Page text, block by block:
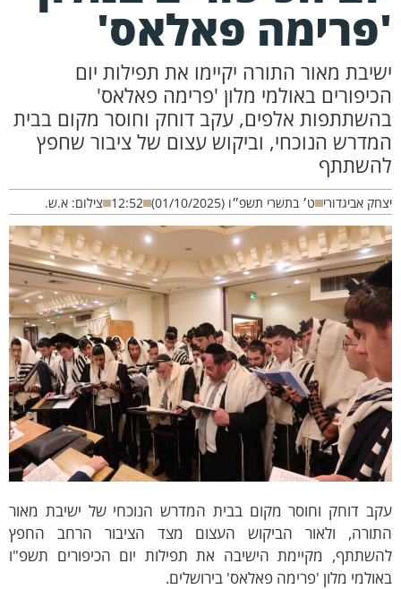
פאלאס'
מאור התורה יקיימו את תפילות יום
באולמי מלון 'פרימה פאלאס'
אלפים, עקב דוחק וחוסר מקום בבית
הנוכחי, וביקוש עצום של ציבור שחפץ
אביגדורי ט׳ בתשרי תשפ״ו (01/10/2025) 12:52 צילום: א.ש.
דוחק וחוסר מקום בבית המדרש הנוכחי של ישיבת מאור
ולאור הביקוש העצום מצד הציבור הרחב החפץ
מקיימת הישיבה את תפילות יום הכיפורים תשפ"ו
מלון 'פרימה פאלאס' בירושלים.